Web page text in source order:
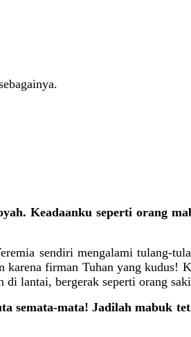
Keadaanku seperti orang
sendiri mengalami tulang-
firman Tuhan yang kudus!
lantai, bergerak seperti orang
semata-mata! Jadilah mabuk